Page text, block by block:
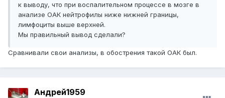
к выводу, что при воспалительном процессе в мозге в
анализе ОАК нейтрофилы ниже нижней границы,
лимфоциты выше верхней.
Мы правильный вывод сделали?
Сравнивали свои анализы, в обострения такой ОАК был.
Андрей1959